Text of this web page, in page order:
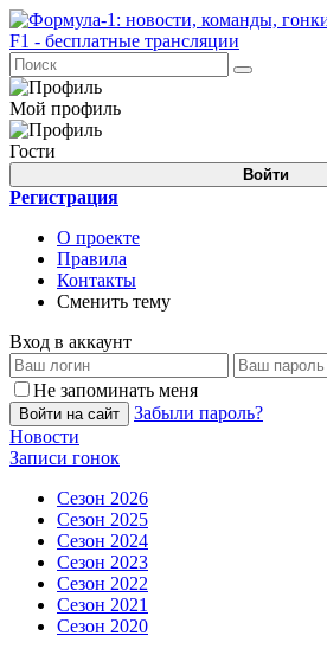
Мой профиль
Гости
Войти
Регистрация
О проекте
Правила
Контакты
Сменить тему
Вход в аккаунт
Не запоминать меня
Войти на сайт
Забыли пароль?
Новости
Записи гонок
Сезон 2026
Сезон 2025
Сезон 2024
Сезон 2023
Сезон 2022
Сезон 2021
Сезон 2020